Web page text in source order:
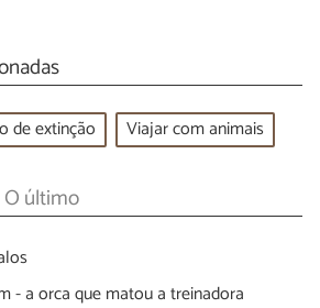
de extinção Viajar com animais
O último
- a orca que matou a treinadora